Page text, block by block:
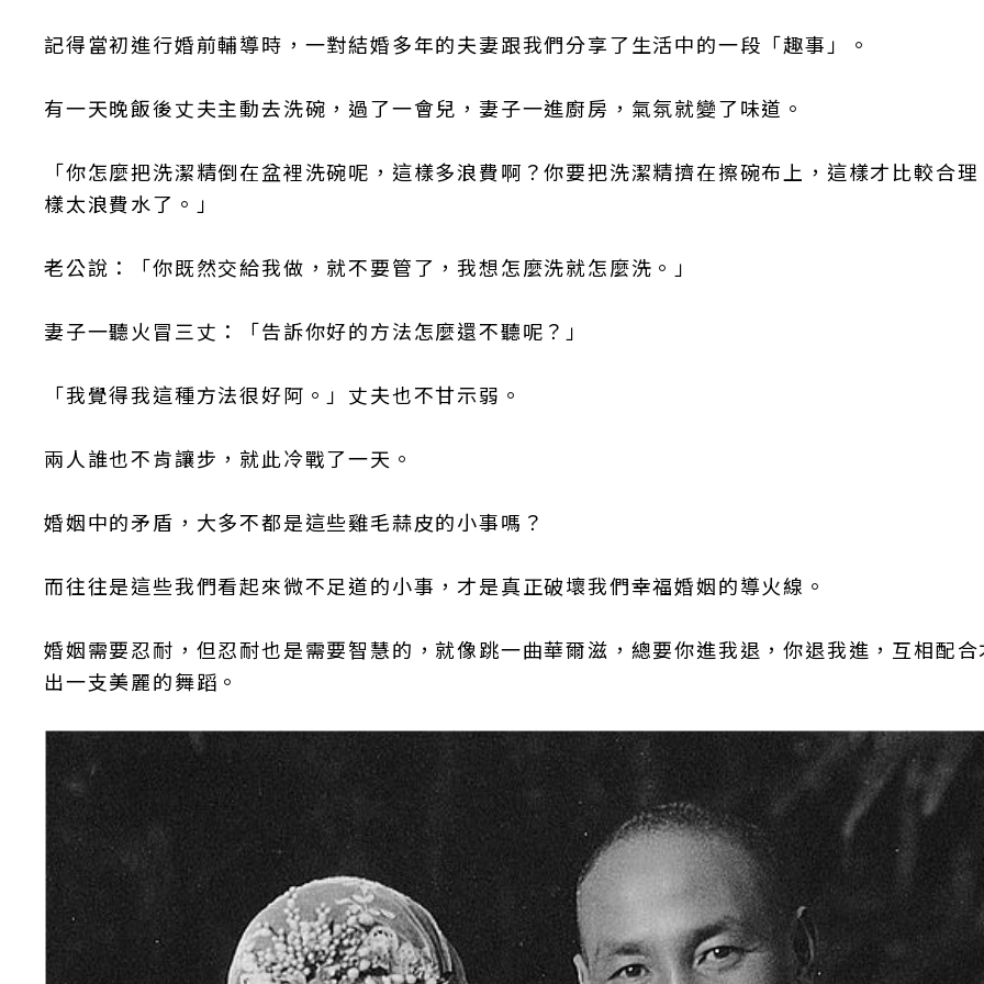
記得當初進行婚前輔導時，一對結婚多年的夫妻跟我們分享了生活中的一段「趣事」。
有一天晚飯後丈夫主動去洗碗，過了一會兒，妻子一進廚房，氣氛就變了味道。
「你怎麼把洗潔精倒在盆裡洗碗呢，這樣多浪費啊？你要把洗潔精擠在擦碗布上，這樣才比較合
樣太浪費水了。」
老公說：「你既然交給我做，就不要管了，我想怎麼洗就怎麼洗。」
妻子一聽火冒三丈：「告訴你好的方法怎麼還不聽呢？」
「我覺得我這種方法很好阿。」丈夫也不甘示弱。
兩人誰也不肯讓步，就此冷戰了一天。
婚姻中的矛盾，大多不都是這些雞毛蒜皮的小事嗎？
而往往是這些我們看起來微不足道的小事，才是真正破壞我們幸福婚姻的導火線。
婚姻需要忍耐，但忍耐也是需要智慧的，就像跳一曲華爾滋，總要你進我退，你退我進，互相配
出一支美麗的舞蹈。